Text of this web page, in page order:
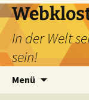
In der Welt
sein!
Menü